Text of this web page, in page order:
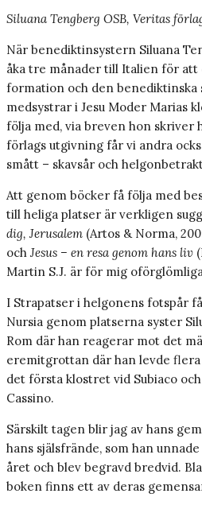
Siluana Tengberg OSB, Veritas
När benediktinsystern Siluana
åka tre månader till Italien för att
formation och den
medsystrar i Jesu Moder Marias
följa med, via breven hon skriver
förlags utgivning får vi andra
smått – skavsår och
Att genom böcker få följa med
till heliga platser är verkligen
dig, Jerusalem (Artos & Norma,
och Jesus – en resa genom hans liv
Martin S.J. är för mig
I Strapatser i helgonens fotspår
Nursia genom platserna syster
Rom där han reagerar mot det
eremitgrottan där han levde flera
det första klostret vid Subiaco
Cassino.
Särskilt tagen blir jag av hans
hans själsfrände, som han
året och blev begravd bredvid.
boken finns ett av deras